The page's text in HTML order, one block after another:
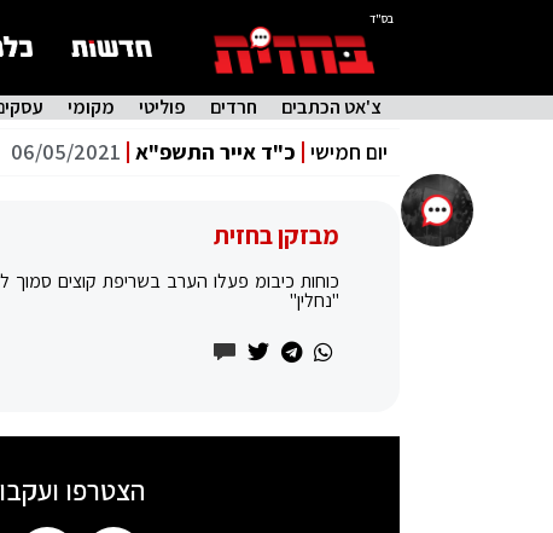
בס"ד
צ'אט הכתבים חרדים פוליטי מקומי
יום חמישי כ"ד אייר התשפ"א 06/05/2021
מבזקן בחזית
כוחות כיבומ פעלו הערב בשריפת קוצים סמוך
"נחלין"
הצטרפו